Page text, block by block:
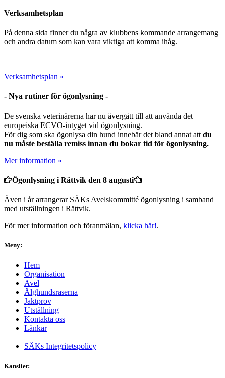
Verksamhetsplan
På denna sida finner du några av klubbens kommande arrangemang
och andra datum som kan vara viktiga att komma ihåg.
Verksamhetsplan »
- Nya rutiner för ögonlysning -
De svenska veterinärerna har nu ävergått till att använda det
europeiska ECVO-intyget vid ögonlysning.
För dig som ska ögonlysa din hund innebär det bland annat att du
nu måste beställa remiss innan du bokar tid för ögonlysning.
Mer information »
Ögonlysning i Rättvik den 8 augusti
Även i år arrangerar SÄKs Avelskommitté ögonlysning i samband
med utställningen i Rättvik.
För mer information och föranmälan, klicka här!.
Meny:
Hem
Organisation
Avel
Älghundsraserna
Jaktprov
Utställning
Kontakta oss
Länkar
SÄKs Integritetspolicy
Kansliet: